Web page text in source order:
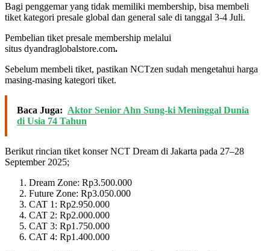
Bagi penggemar yang tidak memiliki membership, bisa membeli
tiket kategori presale global dan general sale di tanggal 3-4 Juli.
Pembelian tiket presale membership melalui
situs dyandraglobalstore.com.
Sebelum membeli tiket, pastikan NCTzen sudah mengetahui harga
masing-masing kategori tiket.
Baca Juga: Aktor Senior Ahn Sung-ki Meninggal Dunia
di Usia 74 Tahun
Berikut rincian tiket konser NCT Dream di Jakarta pada 27–28
September 2025;
Dream Zone: Rp3.500.000
Future Zone: Rp3.050.000
CAT 1: Rp2.950.000
CAT 2: Rp2.000.000
CAT 3: Rp1.750.000
CAT 4: Rp1.400.000